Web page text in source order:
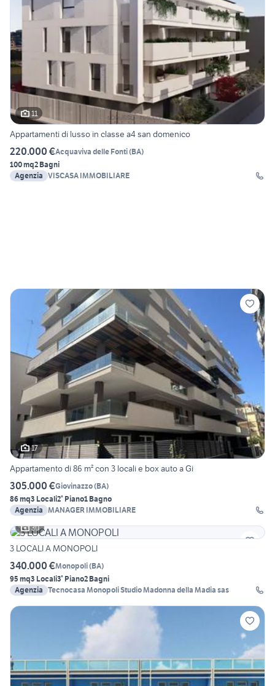
11
Appartamenti di lusso in classe a4 san domenico
220.000 €Acquaviva delle Fonti(BA)
100 mq2 Bagni
Agenzia VISCASA IMMOBILIARE
17
Appartamento di 86 m² con 3 locali e box auto a Gi
305.000 €Giovinazzo(BA)
86 mq3 Locali2° Piano1 Bagno
Agenzia MANAGER IMMOBILIARE
30
3 LOCALI A MONOPOLI
340.000 €Monopoli(BA)
95 mq3 Locali3° Piano2 Bagni
Agenzia Tecnocasa Monopoli Studio Madonna della Madia sas